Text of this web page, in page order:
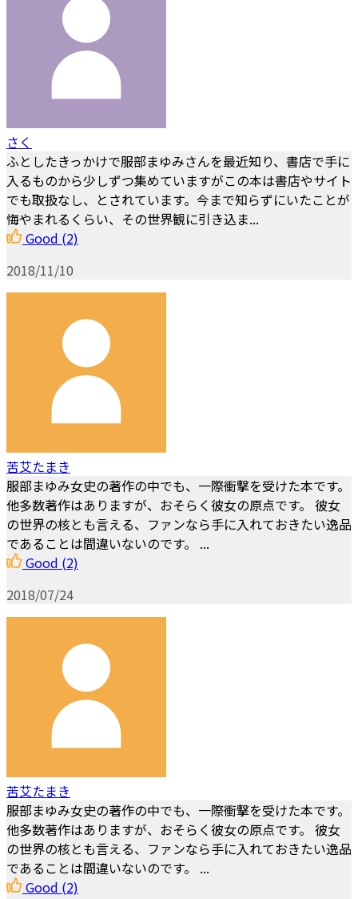
さく
ふとしたきっかけで服部まゆみさんを最近知り、書店で手に
入るものから少しずつ集めていますがこの本は書店やサイト
でも取扱なし、とされています。今まで知らずにいたことが
悔やまれるくらい、その世界観に引き込ま...
Good (2)
2018/11/10
苦艾たまき
服部まゆみ女史の著作の中でも、一際衝撃を受けた本です。
他多数著作はありますが、おそらく彼女の原点です。 彼女
の世界の核とも言える、ファンなら手に入れておきたい逸品
であることは間違いないのです。 ...
Good (2)
2018/07/24
苦艾たまき
服部まゆみ女史の著作の中でも、一際衝撃を受けた本です。
他多数著作はありますが、おそらく彼女の原点です。 彼女
の世界の核とも言える、ファンなら手に入れておきたい逸品
であることは間違いないのです。 ...
Good (2)